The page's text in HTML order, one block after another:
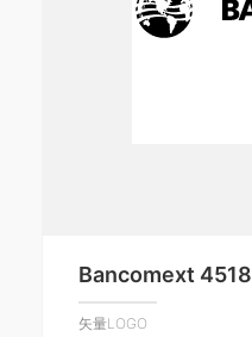
Bancomext 4518
矢量LOGO